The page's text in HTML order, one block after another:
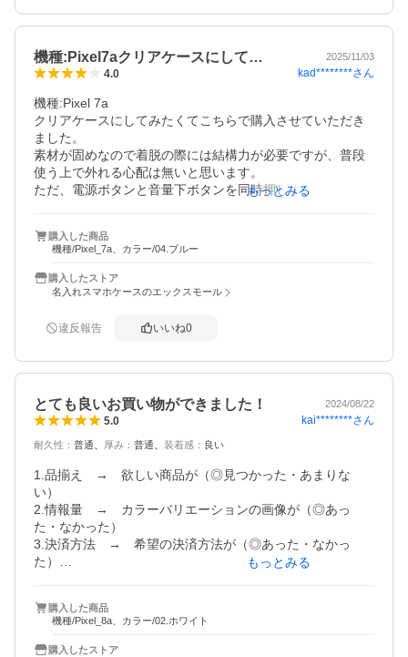
機種:Pixel7aクリアケースにして… 2025/11/03
4.0 kad********さん
機種:Pixel 7a
クリアケースにしてみたくてこちらで購入させていただき
ました。
素材が固めなので着脱の際には結構力が必要ですが、普段
使う上で外れる心配は無いと思います。
ただ、電源ボタンと音量下ボタンを同時押しするスクショ
るのでステンレス製のストラップホルダーやコードレスの
モバイルバッテリーは使えません。これから購入される方
はそちらぜひ考慮された方がいいかもしれません。
もっとみる
購入した商品
機種/Pixel_7a、カラー/04.ブルー
購入したストア
名入れスマホケースのエックスモール
違反報告 いいね0
とても良いお買い物ができました！ 2024/08/22
5.0 kai********さん
耐久性 ： 普通 厚み ： 普通 装着感 ： 良い
1.品揃え　→　欲しい商品が（◎見つかった・あまりな
い）
2.情報量　→　カラーバリエーションの画像が（◎あっ
た・なかった）
3.決済方法　→　希望の決済方法が（◎あった・なかっ
た）
5.配送　→　思ったより（◎早く届いた・普通）
お盆期間の配送にも関わらず発送から2日ととても早く届き
もっとみる
購入した商品
機種/Pixel_8a、カラー/02.ホワイト
購入したストア